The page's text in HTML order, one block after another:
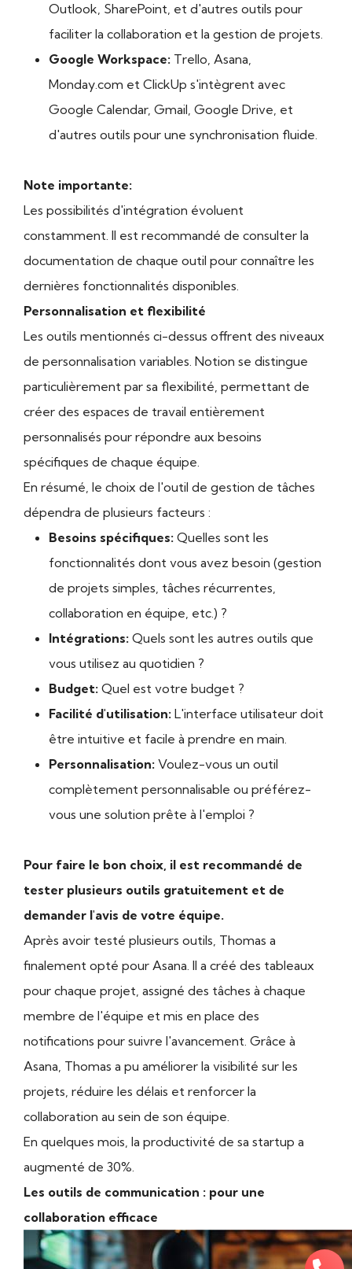
Outlook, SharePoint, et d'autres outils pour
faciliter la collaboration et la gestion de projets.
Google Workspace: Trello, Asana,
Monday.com et ClickUp s'intègrent avec
Google Calendar, Gmail, Google Drive, et
d'autres outils pour une synchronisation fluide.
Note importante:
Les possibilités d'intégration évoluent
constamment. Il est recommandé de consulter la
documentation de chaque outil pour connaître les
dernières fonctionnalités disponibles.
Personnalisation et flexibilité
Les outils mentionnés ci-dessus offrent des niveaux
de personnalisation variables. Notion se distingue
particulièrement par sa flexibilité, permettant de
créer des espaces de travail entièrement
personnalisés pour répondre aux besoins
spécifiques de chaque équipe.
En résumé, le choix de l'outil de gestion de tâches
dépendra de plusieurs facteurs :
Besoins spécifiques: Quelles sont les
fonctionnalités dont vous avez besoin (gestion
de projets simples, tâches récurrentes,
collaboration en équipe, etc.) ?
Intégrations: Quels sont les autres outils que
vous utilisez au quotidien ?
Budget: Quel est votre budget ?
Facilité d'utilisation: L'interface utilisateur doit
être intuitive et facile à prendre en main.
Personnalisation: Voulez-vous un outil
complètement personnalisable ou préférez-
vous une solution prête à l'emploi ?
Pour faire le bon choix, il est recommandé de
tester plusieurs outils gratuitement et de
demander l'avis de votre équipe.
Après avoir testé plusieurs outils, Thomas a
finalement opté pour Asana. Il a créé des tableaux
pour chaque projet, assigné des tâches à chaque
membre de l'équipe et mis en place des
notifications pour suivre l'avancement. Grâce à
Asana, Thomas a pu améliorer la visibilité sur les
projets, réduire les délais et renforcer la
collaboration au sein de son équipe.
En quelques mois, la productivité de sa startup a
augmenté de 30%.
Les outils de communication : pour une
collaboration efficace